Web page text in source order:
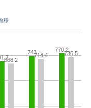
移
743 770.2
668.2
714.4 736.5